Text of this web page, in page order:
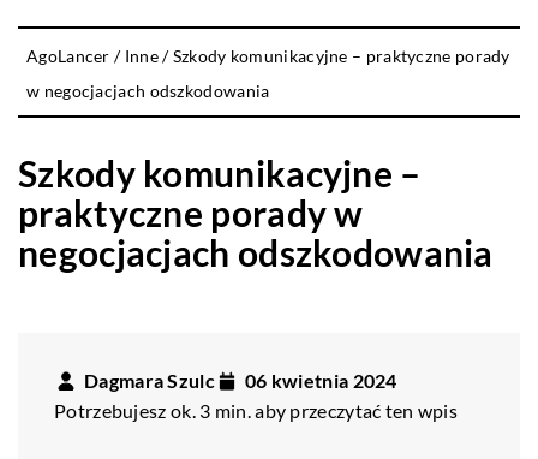
AgoLancer / Inne/Szkody komunikacyjne – praktyczne porady
w negocjacjach odszkodowania
Szkody komunikacyjne –
praktyczne porady w
negocjacjach odszkodowania
Dagmara Szulc
06 kwietnia 2024
Potrzebujesz ok. 3 min. aby przeczytać ten wpis